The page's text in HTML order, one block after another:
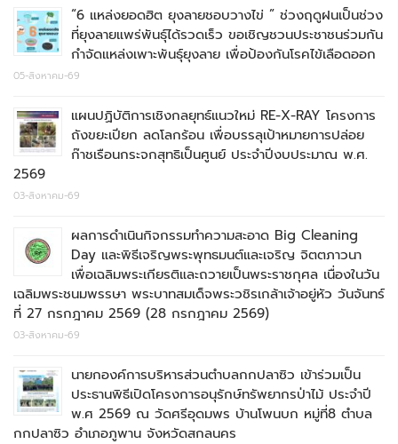
“6 แหล่งยอดฮิต ยุงลายชอบวางไข่ ” ช่วงฤดูฝนเป็นช่วง
ที่ยุงลายแพร่พันธุ์ได้รวดเร็ว ขอเชิญชวนประชาชนร่วมกัน
กำจัดแหล่งเพาะพันธุ์ยุงลาย เพื่อป้องกันโรคไข้เลือดออก
05-สิงหาคม-69
แผนปฏิบัติการเชิงกลยุทธ์แนวใหม่ RE-X-RAY โครงการ
ถังขยะเปียก ลดโลกร้อน เพื่อบรรลุเป้าหมายการปล่อย
ก๊าชเรือนกระจกสุทธิเป็นศูนย์ ประจำปีงบประมาณ พ.ศ.
2569
03-สิงหาคม-69
ผลการดำเนินกิจกรรมทำความสะอาด Big Cleaning
Day และพิธีเจริญพระพุทธมนต์และเจริญ จิตตภาวนา
เพื่อเฉลิมพระเกียรติและถวายเป็นพระราชกุศล เนื่องในวัน
เฉลิมพระชนมพรรษา พระบาทสมเด็จพระวชิรเกล้าเจ้าอยู่หัว วันจันทร์
ที่ 27 กรกฎาคม 2569 (28 กรกฎาคม 2569)
03-สิงหาคม-69
นายกองค์การบริหารส่วนตำบลกกปลาซิว เข้าร่วมเป็น
ประธานพิธีเปิดโครงการอนุรักษ์ทรัพยากรป่าไม้ ประจำปี
พ.ศ 2569 ณ วัดศรีอุดมพร บ้านโพนบก หมู่ที่8 ตำบล
กกปลาซิว อำเภอภูพาน จังหวัดสกลนคร